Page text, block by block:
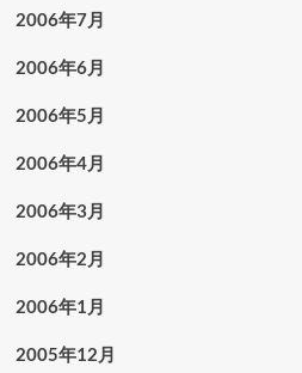
2006年7月
2006年6月
2006年5月
2006年4月
2006年3月
2006年2月
2006年1月
2005年12月